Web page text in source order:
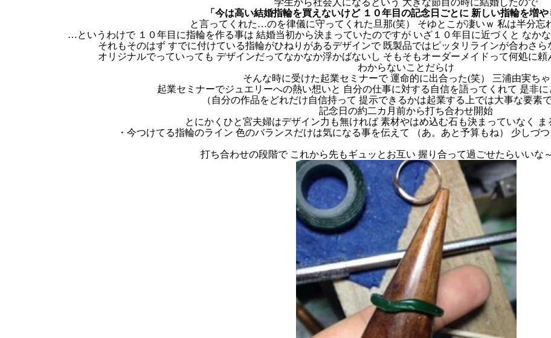
学生から社会人になるという 大きな節目の時に結婚したので
「今は高い結婚指輪を買えないけど １０年目の記念日ごとに 新しい指輪を増や
と言ってくれた…のを律儀に守ってくれた旦那(笑） そゆとこが凄いｗ 私は半分忘
…というわけで １０年目に指輪を作る事は 結婚当初から決まっていたのですが いざ１０年目に近づくと なか
それもそのはず すでに付けている指輪がひねりがあるデザインで 既製品ではピッタリラインが合わ
オリジナルでっていっても デザインだってなかなか浮かばないし そもそもオーダーメイドって何処に
わからないことだらけ
そんな時に受けた起業セミナーで 運命的に出合った(笑） 三浦由実ち
起業セミナーでジュエリーへの熱い想いと 自分の仕事に対する自信を語ってくれて 是非に
（自分の作品をどれだけ自信持って 提示できるかは起業する上では大事な要素
記念日の約二カ月前から打ち合わせ開始
とにかくひと宮夫婦はデザイン力も無ければ 素材やはめ込む石も決まっていなく ま
・今つけてる指輪のライン 色のバランスだけは気になる事を伝えて （あ。あと予算もね） 少しづ
打ち合わせの段階で これから先もギュッとお互い 握り合って過ごせたらいいな